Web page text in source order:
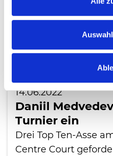
14.06.2022
Daniil
Turnier ein
Drei Top Ten-Asse
Centre Court